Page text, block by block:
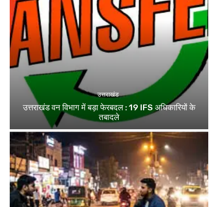
उत्तराखंड
उत्तराखंड वन विभाग में बड़ा फेरबदल : 19 IFS अधिकारियों के
तबादले